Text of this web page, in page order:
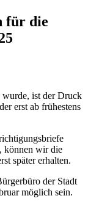
für die
wurde, ist der Druck
erst ab frühestens
können wir die
später erhalten.
der Stadt
möglich sein.